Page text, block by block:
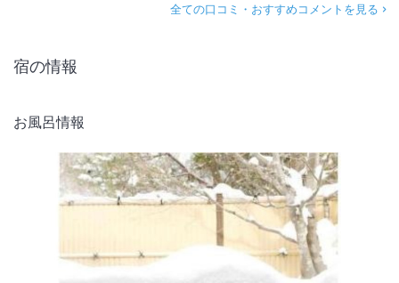
全ての口コミ・おすすめコメントを見る
宿の情報
お風呂情報